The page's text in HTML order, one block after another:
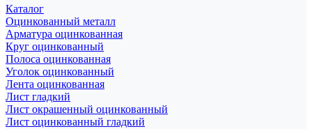
Каталог
Оцинкованный металл
Арматура оцинкованная
Круг оцинкованный
Полоса оцинкованная
Уголок оцинкованный
Лента оцинкованная
Лист гладкий
Лист окрашенный оцинкованный
Лист оцинкованный гладкий